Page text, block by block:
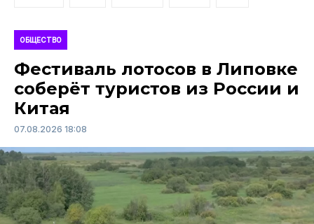
ОБЩЕСТВО
Фестиваль лотосов в Липовке
соберёт туристов из России и
Китая
07.08.2026 18:08